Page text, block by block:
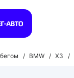
/ BMW / X3 /